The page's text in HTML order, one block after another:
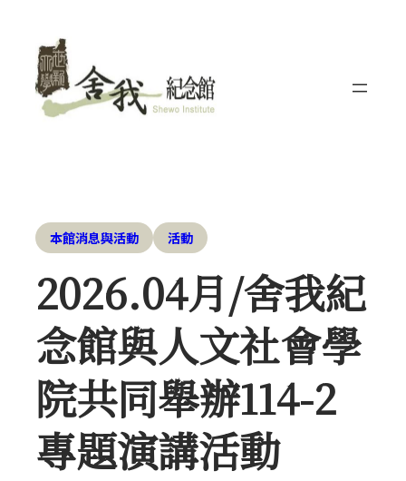
本館消息與活動 活動
2026.04月/舍我紀
念館與人文社會學
院共同舉辦114-2
專題演講活動